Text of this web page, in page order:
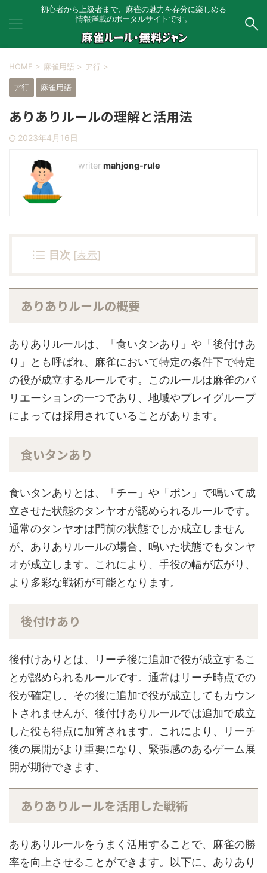
初心者から上級者まで、麻雀の魅力を存分に楽しめる
情報満載のポータルサイトです。
HOME > 麻雀用語 > ア行 >
ア行 麻雀用語
ありありルールの理解と活用法
2023年4月16日
mahjong-rule
目次 [表示]
ありありルールの概要
ありありルールは、「食いタンあり」や「後付けあ
り」とも呼ばれ、麻雀において特定の条件下で特定
の役が成立するルールです。このルールは麻雀のバ
リエーションの一つであり、地域やプレイグループ
によっては採用されていることがあります。
食いタンあり
食いタンありとは、「チー」や「ポン」で鳴いて成
立させた状態のタンヤオが認められるルールです。
通常のタンヤオは門前の状態でしか成立しません
が、ありありルールの場合、鳴いた状態でもタンヤ
オが成立します。これにより、手役の幅が広がり、
より多彩な戦術が可能となります。
後付けあり
後付けありとは、リーチ後に追加で役が成立するこ
とが認められるルールです。通常はリーチ時点での
役が確定し、その後に追加で役が成立してもカウン
トされませんが、後付けありルールでは追加で成立
した役も得点に加算されます。これにより、リーチ
後の展開がより重要になり、緊張感のあるゲーム展
開が期待できます。
ありありルールを活用した戦術
ありありルールをうまく活用することで、麻雀の勝
率を向上させることができます。以下に、ありあり